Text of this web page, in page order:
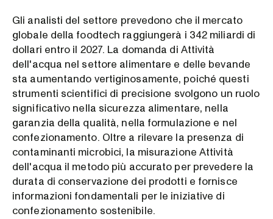
Gli analisti del settore prevedono che il mercato
globale della foodtech raggiungerà i 342 miliardi di
dollari entro il 2027. La domanda di Attività
dell'acqua nel settore alimentare e delle bevande
sta aumentando vertiginosamente, poiché questi
strumenti scientifici di precisione svolgono un ruolo
significativo nella sicurezza alimentare, nella
garanzia della qualità, nella formulazione e nel
confezionamento. Oltre a rilevare la presenza di
contaminanti microbici, la misurazione Attività
dell'acqua il metodo più accurato per prevedere la
durata di conservazione dei prodotti e fornisce
informazioni fondamentali per le iniziative di
confezionamento sostenibile.